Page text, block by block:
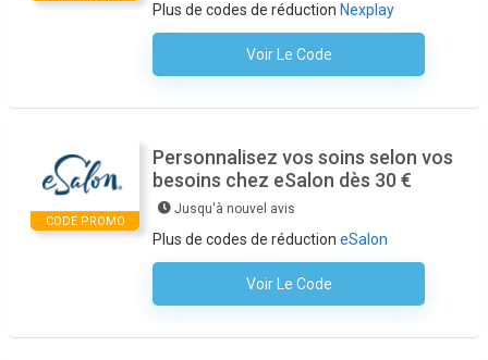
Plus de codes de réduction Nexplay
Voir Le Code
Aucun Code N'est Nécessaire
CODE PROMO
Personnalisez vos soins selon vos
besoins chez eSalon dès 30 €
Jusqu'à nouvel avis
Plus de codes de réduction eSalon
Voir Le Code
Aucun Code N'est Nécessaire